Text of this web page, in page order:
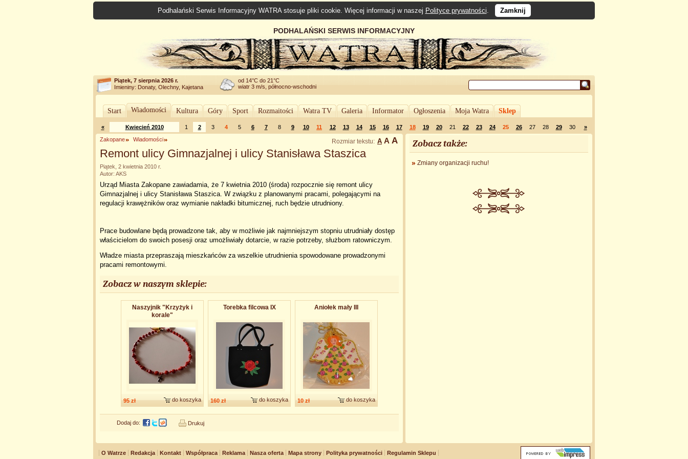
Podhalański Serwis Informacyjny WATRA stosuje pliki cookie. Więcej informacji w naszej Polityce prywatności. Zamknij
PODHALAŃSKI SERWIS INFORMACYJNY
Piątek, 7 sierpnia 2026 r.
Imieniny: Donaty, Olechny, Kajetana
od 14°C do 21°C
wiatr 3 m/s, północno-wschodni
Start Wiadomości Kultura Góry Sport Rozmaitości Watra TV Galeria Informator Ogłoszenia Moja Watra Sklep
« Kwiecień 2010 1 2 3 4 5 6 7 8 9 10 11 12 13 14 15 16 17 18 19 20 21 22 23 24 25 26 27 28 29 30 »
Rozmiar tekstu: A A A
Zakopane Wiadomości
Remont ulicy Gimnazjalnej i ulicy Stanisława Staszica
Piątek, 2 kwietnia 2010 r.
Autor: AKS
Urząd Miasta Zakopane zawiadamia, że 7 kwietnia 2010 (środa) rozpocznie się remont ulicy
Gimnazjalnej i ulicy Stanisława Staszica. W związku z planowanymi pracami, polegającymi na
regulacji krawężników oraz wymianie nakładki bitumicznej, ruch będzie utrudniony.
Prace budowlane będą prowadzone tak, aby w możliwie jak najmniejszym stopniu utrudniały dostęp
właścicielom do swoich posesji oraz umożliwiały dotarcie, w razie potrzeby, służbom ratowniczym.
Władze miasta przepraszają mieszkańców za wszelkie utrudnienia spowodowane prowadzonymi
pracami remontowymi.
Zobacz w naszym sklepie:
Naszyjnik "Krzyżyk i
korale"
95 zł do koszyka
Torebka filcowa IX
160 zł do koszyka
Aniołek mały III
10 zł do koszyka
Dodaj do: Drukuj
Zobacz także:
Zmiany organizacji ruchu!
O Watrze Redakcja Kontakt Współpraca Reklama Nasza oferta Mapa strony Polityka prywatności Regulamin Sklepu